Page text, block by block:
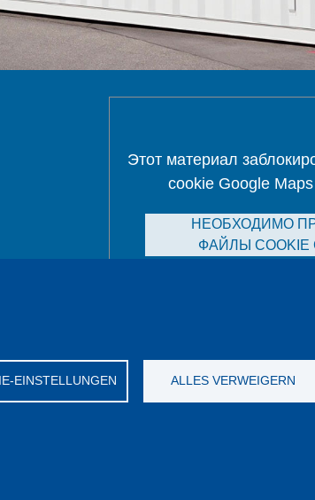
EINSTELLUNGEN ALLES VERWEIGERN
Этот материал
cookie Google
НЕОБХОДИМО
ФАЙЛЫ COOKIE
Контакт Защита данных Выходные